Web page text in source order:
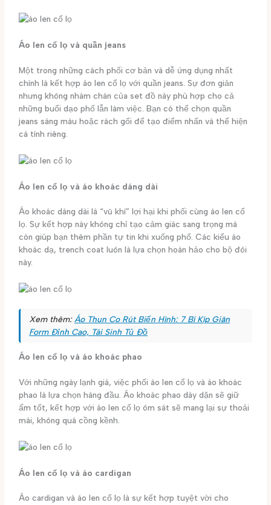
Áo len cổ lọ và quần jeans
Một trong những cách phối cơ bản và dễ ứng dụng nhất
chính là kết hợp áo len cổ lọ với quần jeans. Sự đơn giản
nhưng không nhàm chán của set đồ này phù hợp cho cả
những buổi dạo phố lẫn làm việc. Bạn có thể chọn quần
jeans sáng màu hoặc rách gối để tạo điểm nhấn và thể hiện
cá tính riêng.
Áo len cổ lọ và áo khoác dáng dài
Áo khoác dáng dài là “vũ khí” lợi hại khi phối cùng áo len cổ
lọ. Sự kết hợp này không chỉ tạo cảm giác sang trọng mà
còn giúp bạn thêm phần tự tin khi xuống phố. Các kiểu áo
khoác dạ, trench coat luôn là lựa chọn hoàn hảo cho bộ đôi
này.
Xem thêm: Áo Thun Co Rút Biến Hình: 7 Bí Kíp Giãn
Form Đỉnh Cao, Tái Sinh Tủ Đồ
Áo len cổ lọ và áo khoác phao
Với những ngày lạnh giá, việc phối áo len cổ lọ và áo khoác
phao là lựa chọn hàng đầu. Áo khoác phao dày dặn sẽ giữ
ấm tốt, kết hợp với áo len cổ lọ ôm sát sẽ mang lại sự thoải
mái, không quá cồng kềnh.
Áo len cổ lọ và áo cardigan
Áo cardigan và áo len cổ lọ là sự kết hợp tuyệt vời cho